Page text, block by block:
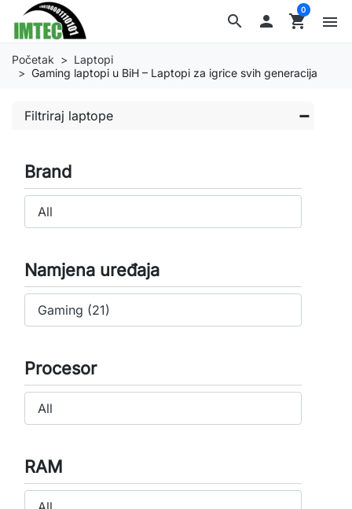
search  shopping_cart
0
menu
Početak
Laptopi
Gaming laptopi u BiH – Laptopi za igrice svih generacija
Filtriraj laptope
Brand
Namjena uređaja
Procesor
RAM